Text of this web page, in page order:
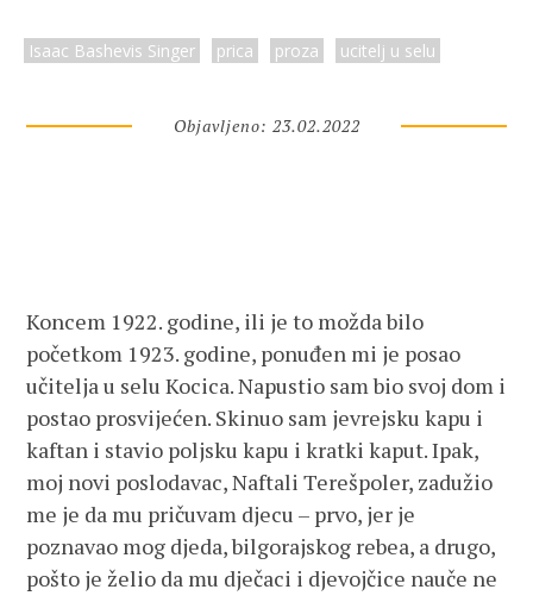
Isaac Bashevis Singer prica proza ucitelj u selu
Objavljeno: 23.02.2022
Koncem 1922. godine, ili je to možda bilo
početkom 1923. godine, ponuđen mi je posao
učitelja u selu Kocica. Napustio sam bio svoj dom i
postao prosvijećen. Skinuo sam jevrejsku kapu i
kaftan i stavio poljsku kapu i kratki kaput. Ipak,
moj novi poslodavac, Naftali Terešpoler, zadužio
me je da mu pričuvam djecu – prvo, jer je
poznavao mog djeda, bilgorajskog rebea, a drugo,
pošto je želio da mu dječaci i djevojčice nauče ne